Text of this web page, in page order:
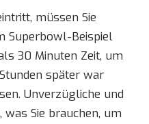
müssen Sie
Superbowl-Beispiel
30 Minuten Zeit, um
später war
Unverzügliche und
Sie brauchen, um